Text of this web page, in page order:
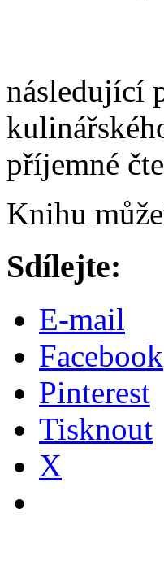
následující
příjemné
Knihu
Sdílejte:
E-mail
Facebook
Pinterest
Tisknout
X